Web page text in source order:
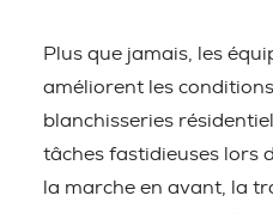
Plus que jamais, les
améliorent les
blanchisseries
tâches fastidieuses lors
la marche en avant, la